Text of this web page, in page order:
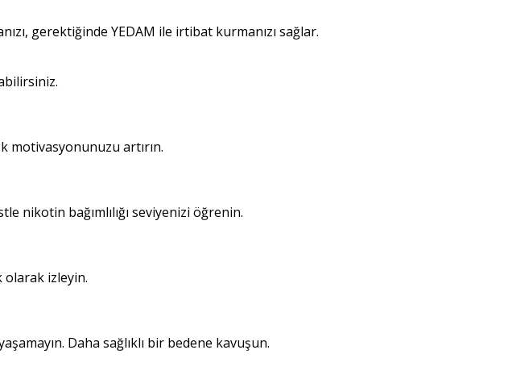
gerektiğinde YEDAM ile irtibat kurmanızı sağlar.
motivasyonunuzu artırın.
nikotin bağımlılığı seviyenizi öğrenin.
olarak izleyin.
Daha sağlıklı bir bedene kavuşun.